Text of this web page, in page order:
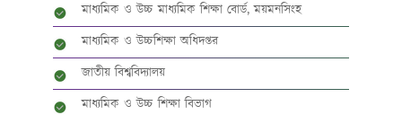
মাধ্যমিক ও উচ্চ মাধ্যমিক শিক্ষা বোর্ড, ময়মনসিংহ
মাধ্যমিক ও উচ্চশিক্ষা অধিদপ্তর
জাতীয় বিশ্ববিদ্যালয়
মাধ্যমিক ও উচ্চ শিক্ষা বিভাগ